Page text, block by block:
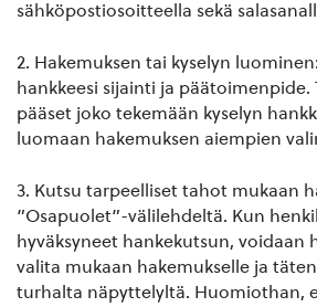
sähköpostiosoitteella sekä
2. Hakemuksen tai kyselyn
hankkeesi sijainti ja päätoimenpide.
pääset joko tekemään kyselyn
luomaan hakemuksen aiempien
3. Kutsu tarpeelliset tahot mukaan
”Osapuolet”-välilehdeltä. Kun
hyväksyneet hankekutsun, voidaan
valita mukaan hakemukselle ja
turhalta näpyttelyltä. Huomiothan,